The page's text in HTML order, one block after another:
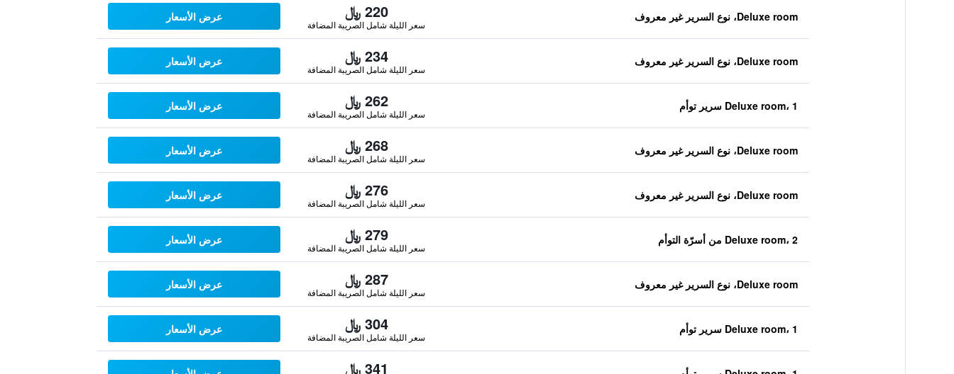
Deluxe room، نوع السرير غير معروف 220 ﷼
سعر الليلة شامل الصريبة المضافة
عرض الأسعار
Deluxe room، نوع السرير غير معروف 234 ﷼
سعر الليلة شامل الصريبة المضافة
عرض الأسعار
Deluxe room، 1 سرير توأم 262 ﷼
سعر الليلة شامل الصريبة المضافة
عرض الأسعار
Deluxe room، نوع السرير غير معروف 268 ﷼
سعر الليلة شامل الصريبة المضافة
عرض الأسعار
Deluxe room، نوع السرير غير معروف 276 ﷼
سعر الليلة شامل الصريبة المضافة
عرض الأسعار
Deluxe room، 2 من أسرّة التوأم 279 ﷼
سعر الليلة شامل الصريبة المضافة
عرض الأسعار
Deluxe room، نوع السرير غير معروف 287 ﷼
سعر الليلة شامل الصريبة المضافة
عرض الأسعار
Deluxe room، 1 سرير توأم 304 ﷼
سعر الليلة شامل الصريبة المضافة
عرض الأسعار
341 ﷼